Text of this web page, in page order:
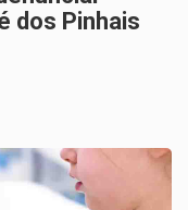
dos Pinhais